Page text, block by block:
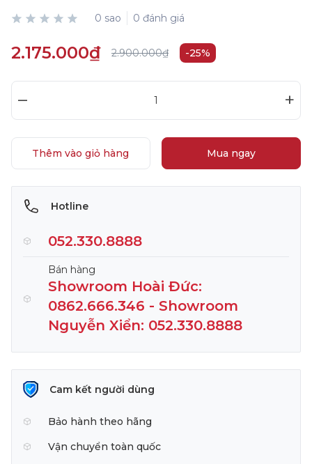
0 sao 0 đánh giá
2.175.000₫ 2.900.000₫ -25%
– +
Thêm vào giỏ hàng Mua ngay
Hotline
052.330.8888
Bán hàng
Showroom Hoài Đức:
0862.666.346 - Showroom
Nguyễn Xiển: 052.330.8888
Cam kết người dùng
Bảo hành theo hãng
Vận chuyển toàn quốc